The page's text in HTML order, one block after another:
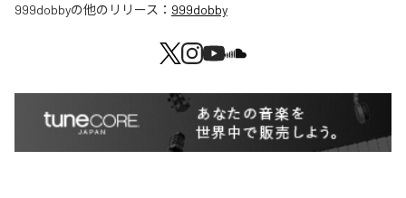
999dobbyの他のリリース： 999dobby